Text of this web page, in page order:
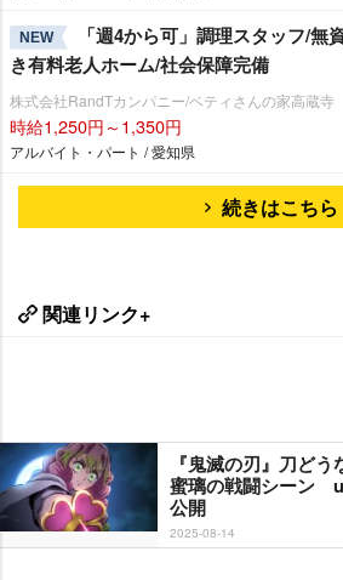
NEW
「週4から可」調理スタッフ/無
き有料老人ホーム/社会保障完備
株式会社RandTカンパニー/ベティさんの家高蔵寺
時給1,250円～1,350円
アルバイト・パート / 愛知県
続きはこちら
関連リンク+
『鬼滅の刃』刀ど
蜜璃の戦闘シーン
公開
2025-08-14